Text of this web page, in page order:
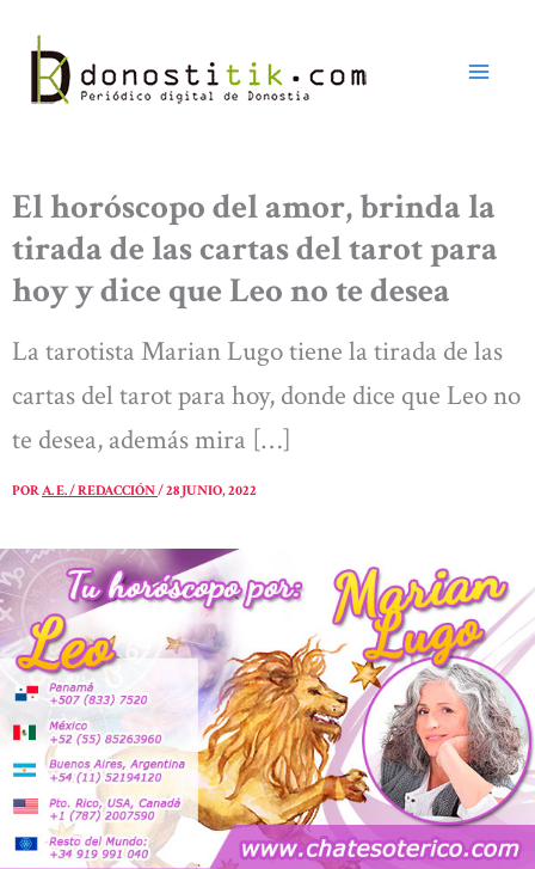
contenido
El horóscopo del amor, brinda la
tirada de las cartas del tarot para
hoy y dice que Leo no te desea
La tarotista Marian Lugo tiene la tirada de las
cartas del tarot para hoy, donde dice que Leo no
te desea, además mira […]
PORA. E. / REDACCIÓN/28 JUNIO, 2022